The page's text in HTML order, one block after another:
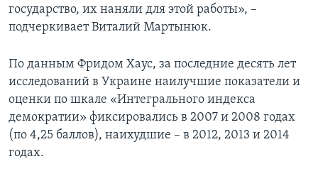
государство, их наняли для этой работы», –
подчеркивает Виталий Мартынюк.
По данным Фридом Хаус, за последние десять лет
исследований в Украине наилучшие показатели и
оценки по шкале «Интегрального индекса
демократии» фиксировались в 2007 и 2008 годах
(по 4,25 баллов), наихудшие – в 2012, 2013 и 2014
годах.